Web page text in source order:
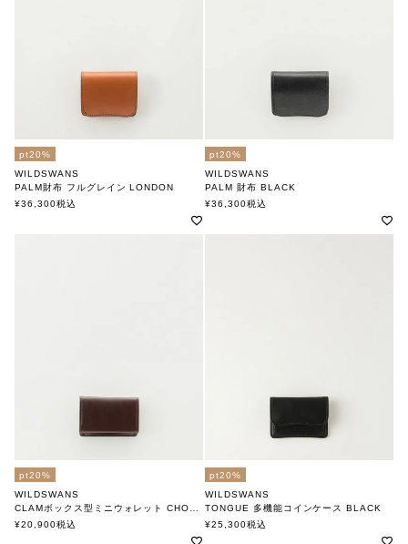
pt20%
WILDSWANS
PALM財布 フルグレイン LONDON
ワイルドスワンズ
¥36,300税込
pt20%
WILDSWANS
PALM 財布 BLACK
ワイルドスワンズ
¥36,300税込
pt20%
WILDSWANS
CLAMボックス型ミニウォレット CHOCO
ワイルドスワンズ
¥20,900税込
pt20%
WILDSWANS
TONGUE 多機能コインケース BLACK
ワイルドスワンズ
¥25,300税込